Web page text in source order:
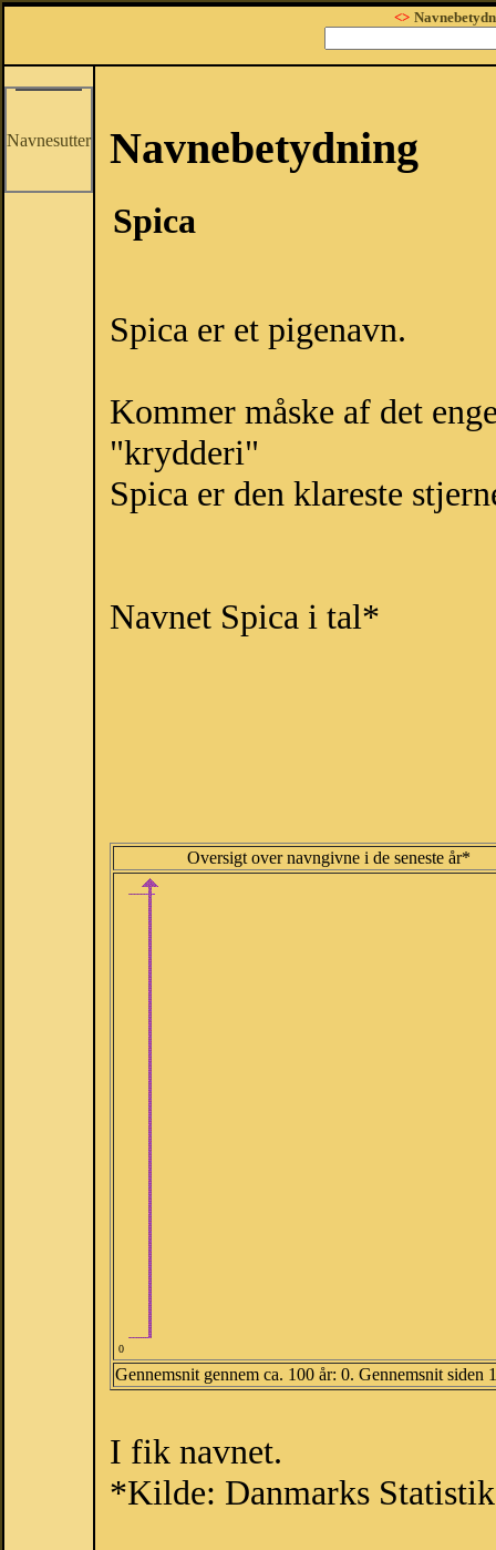
<>
Navnesutter Navnebetydning
Spica
Spica er et pigenavn.
Kommer måske af det
"krydderi"
Spica er den klareste
Navnet Spica i tal*
Oversigt over navngivne i de seneste år*
0
Gennemsnit gennem ca. 100 år: 0. Gennemsnit siden
I fik navnet.
*Kilde: Danmarks Statistik